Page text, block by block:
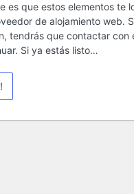
es que estos elementos te
de alojamiento web.
tendrás que contactar con
Si ya estás listo…